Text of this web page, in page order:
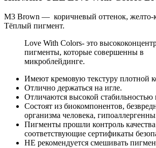
M3 Brown — коричневый оттенок, желто-
Тёплый пигмент.
Love With Colors- это
пигменты, которые совершенны в
микроблейдинге.
Имеют кремовую текстуру плотной
Отлично держаться на игле.
Отличаются высокой стабильностью
Состоят из биокомпонентов,
организма человека,
Пигменты прошли контроль
соответствующие сертификаты
НЕ рекомендуется смешивать